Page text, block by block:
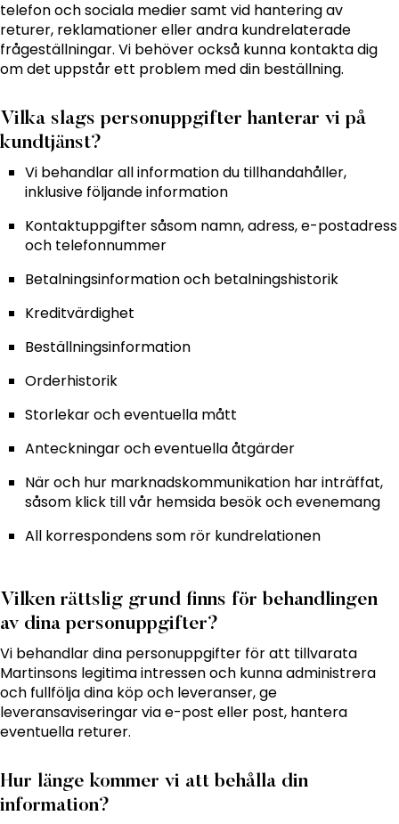
telefon och sociala medier samt vid hantering av
returer, reklamationer eller andra kundrelaterade
frågeställningar. Vi behöver också kunna kontakta dig
om det uppstår ett problem med din beställning.
Vilka slags personuppgifter hanterar vi på
kundtjänst?
Vi behandlar all information du tillhandahåller,
inklusive följande information
Kontaktuppgifter såsom namn, adress, e-postadress
och telefonnummer
Betalningsinformation och betalningshistorik
Kreditvärdighet
Beställningsinformation
Orderhistorik
Storlekar och eventuella mått
Anteckningar och eventuella åtgärder
När och hur marknadskommunikation har inträffat,
såsom klick till vår hemsida besök och evenemang
All korrespondens som rör kundrelationen
Vilken rättslig grund finns för behandlingen
av dina personuppgifter?
Vi behandlar dina personuppgifter för att tillvarata
Martinsons legitima intressen och kunna administrera
och fullfölja dina köp och leveranser, ge
leveransaviseringar via e-post eller post, hantera
eventuella returer.
Hur länge kommer vi att behålla din
information?